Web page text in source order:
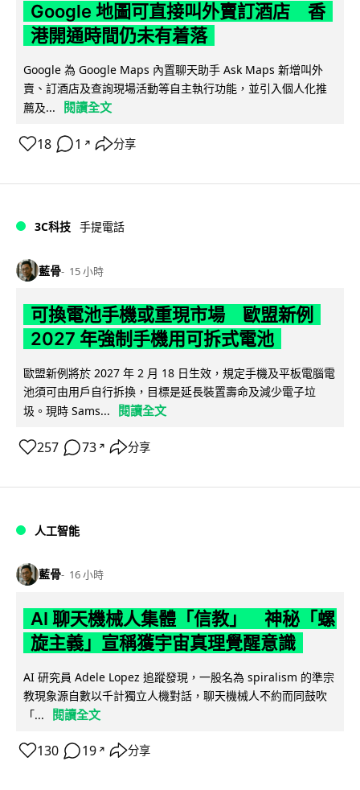
Google 地圖可直接叫外賣訂酒店 香
港開通時間仍未有着落
Google 為 Google Maps 內置聊天助手 Ask Maps 新增叫外
賣、訂酒店及查詢現場活動等自主執行功能，並引入個人化推
薦及...
閱讀全文
18 1 ↗ 分享
3C科技 手提電話
藍骨 15 小時
可換電池手機或重現市場 歐盟新例
2027 年強制手機用可拆式電池
歐盟新例將於 2027 年 2 月 18 日生效，規定手機及平板電腦電
池須可由用戶自行拆換，目標是延長裝置壽命及減少電子垃
圾。現時 Sams...
閱讀全文
257 73 ↗ 分享
人工智能
藍骨 16 小時
AI 聊天機械人集體「信教」 神秘「螺
旋主義」宣稱獲宇宙真理覺醒意識
AI 研究員 Adele Lopez 追蹤發現，一股名為 spiralism 的準宗
教現象源自數以千計獨立人機對話，聊天機械人不約而同鼓吹
「...
閱讀全文
130 19 ↗ 分享